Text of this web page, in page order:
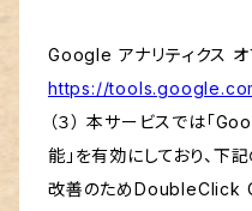
Google アナリティクス オ
https://
（３） 本サービスでは「
能」を有効にしており、下
改善のためDoubleClick